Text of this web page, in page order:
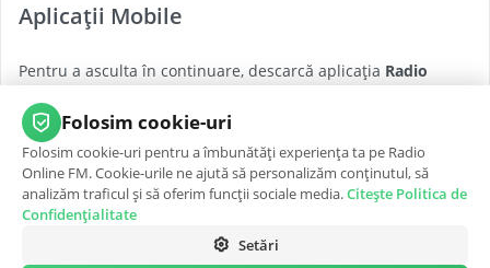
Instagram
Aplicații Mobile
Pentru a asculta în continuare, descarcă aplicația Radio
oriunde.
App Store Google Play
Folosim cookie-uri
Folosim cookie-uri pentru a îmbunătăți experiența ta pe Radio
Online FM. Cookie-urile ne ajută să personalizăm conținutul, să
analizăm traficul și să oferim funcții sociale media.Citește Politica de
Confidențialitate
Setări